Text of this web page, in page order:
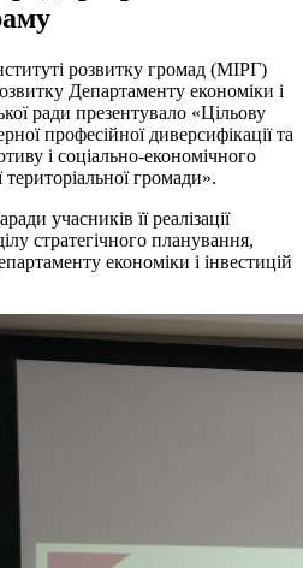
розвитку громад (МІРГ)
Департаменту економіки і
ради презентувало «Цільову
професійної диверсифікації та
і соціально-економічного
територіальної громади».
учасників її реалізації
стратегічного планування,
економіки і інвестицій